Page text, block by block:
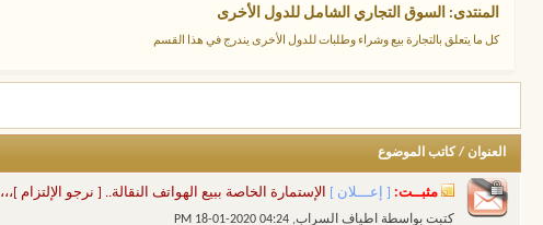
المنتدى: السوق التجاري الشامل للدول الأخرى
كل ما يتعلق بالتجارة بيع وشراء وطلبات للدول الأخرى يندرج في هذا القسم
العنوان / كاتب الموضوع
مثبــت: [ إعـــلان ] الإستمارة الخاصة ببيع الهواتف النقالة.. [ نرجو الإلتزام ]،،،
كتبت بواسطة اطياف السراب‏, 18-01-2020 04:24 PM